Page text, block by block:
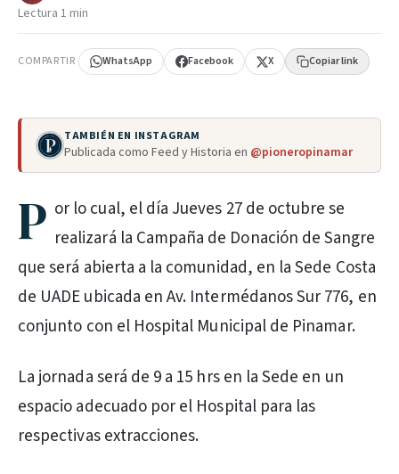
Lectura 1 min
COMPARTIR WhatsApp Facebook X Copiar link
TAMBIÉN EN INSTAGRAM
Publicada como Feed y Historia en @pioneropinamar
P or lo cual, el día Jueves 27 de octubre se
realizará la Campaña de Donación de Sangre
que será abierta a la comunidad, en la Sede Costa
de UADE ubicada en Av. Intermédanos Sur 776, en
conjunto con el Hospital Municipal de Pinamar.
La jornada será de 9 a 15 hrs en la Sede en un
espacio adecuado por el Hospital para las
respectivas extracciones.